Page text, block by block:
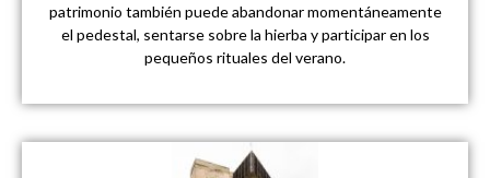
patrimonio también puede abandonar momentáneamente
el pedestal, sentarse sobre la hierba y participar en los
pequeños rituales del verano.